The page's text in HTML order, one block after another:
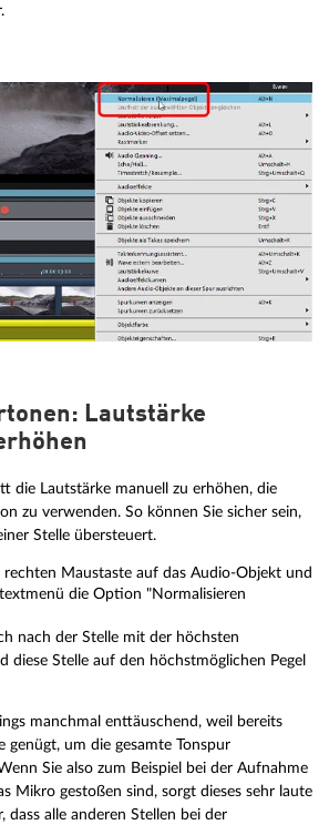
Lautstärke
die Lautstärke manuell zu erhöhen, die
zu verwenden. So können Sie sicher sein,
Stelle übersteuert.
rechten Maustaste auf das Audio-Objekt und
die Option "Normalisieren
nach der Stelle mit der höchsten
diese Stelle auf den höchstmöglichen Pegel
manchmal enttäuschend, weil bereits
genügt, um die gesamte Tonspur
Sie also zum Beispiel bei der Aufnahme
Mikro gestoßen sind, sorgt dieses sehr laute
dass alle anderen Stellen bei der